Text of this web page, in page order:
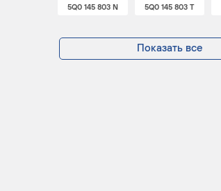
5Q0 145 803 N 5Q0 145 803 T
Показать все